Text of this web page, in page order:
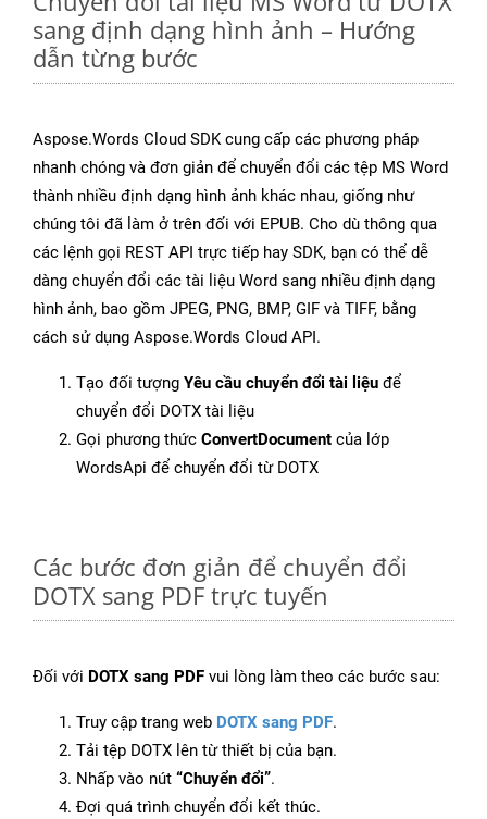
sang định dạng hình ảnh – Hướng
dẫn từng bước
Aspose.Words Cloud SDK cung cấp các phương pháp
nhanh chóng và đơn giản để chuyển đổi các tệp MS Word
thành nhiều định dạng hình ảnh khác nhau, giống như
chúng tôi đã làm ở trên đối với EPUB. Cho dù thông qua
các lệnh gọi REST API trực tiếp hay SDK, bạn có thể dễ
dàng chuyển đổi các tài liệu Word sang nhiều định dạng
hình ảnh, bao gồm JPEG, PNG, BMP, GIF và TIFF, bằng
cách sử dụng Aspose.Words Cloud API.
Tạo đối tượng Yêu cầu chuyển đổi tài liệu để
chuyển đổi DOTX tài liệu
Gọi phương thức ConvertDocument của lớp
WordsApi để chuyển đổi từ DOTX
Các bước đơn giản để chuyển đổi
DOTX sang PDF trực tuyến
Đối với DOTX sang PDF vui lòng làm theo các bước sau:
Truy cập trang web DOTX sang PDF.
Tải tệp DOTX lên từ thiết bị của bạn.
Nhấp vào nút “Chuyển đổi”.
Đợi quá trình chuyển đổi kết thúc.